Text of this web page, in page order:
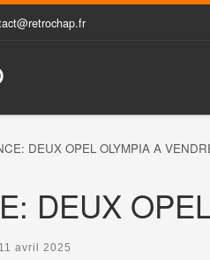
DEUX OPEL OLYMPIA A
DEUX
11 avril 2025